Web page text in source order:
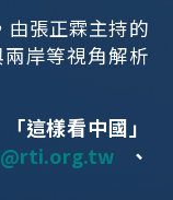
由張正霖主持的
兩岸等視角解析
這樣看中國」
、